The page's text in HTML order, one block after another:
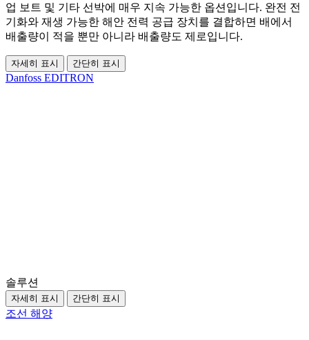
업 보트 및 기타 선박에 매우 지속 가능한 옵션입니다. 완전 전
기화와 재생 가능한 해안 전력 공급 장치를 결합하면 배에서
배출량이 적을 뿐만 아니라 배출량도 제로입니다.
자세히 표시 간단히 표시
Danfoss EDITRON
솔루션
자세히 표시 간단히 표시
조선 해양